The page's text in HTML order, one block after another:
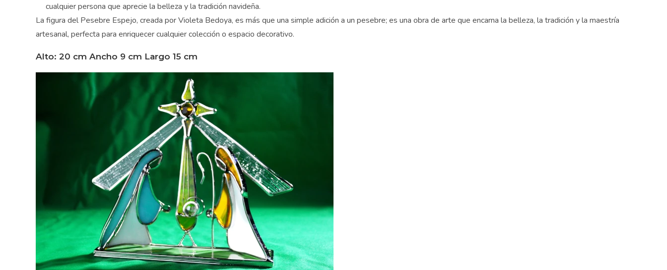
cualquier persona que aprecie la belleza y la tradición navideña.
La figura del Pesebre Espejo, creada por Violeta Bedoya, es más que una simple adición a un pesebre; es una obra de arte que encarna la belleza, la tradición y la maestría
artesanal, perfecta para enriquecer cualquier colección o espacio decorativo.
Alto: 20 cm Ancho 9 cm Largo 15 cm
Para perfeccionar tu estilo de decoración hogareña
Para cuidar la salud y belleza de tu piel